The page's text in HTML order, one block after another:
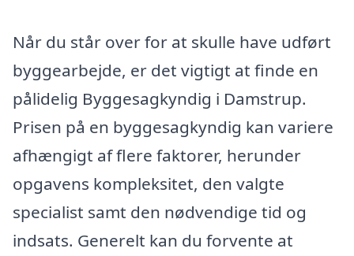
Når du står over for at skulle have udført
byggearbejde, er det vigtigt at finde en
pålidelig Byggesagkyndig i Damstrup.
Prisen på en byggesagkyndig kan variere
afhængigt af flere faktorer, herunder
opgavens kompleksitet, den valgte
specialist samt den nødvendige tid og
indsats. Generelt kan du forvente at